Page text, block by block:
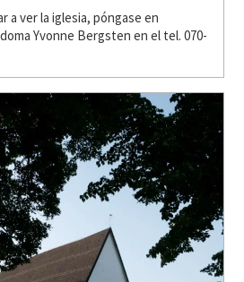
a ver la iglesia, póngase en
Yvonne Bergsten en el tel. 070-